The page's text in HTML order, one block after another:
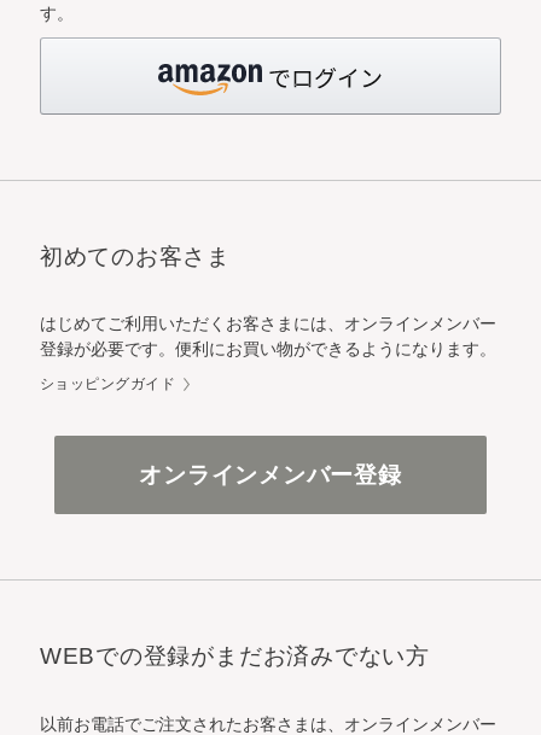
す。
初めてのお客さま
はじめてご利用いただくお客さまには、オンラインメンバー
登録が必要です。便利にお買い物ができるようになります。
ショッピングガイド
オンラインメンバー登録
WEBでの登録がまだお済みでない方
以前お電話でご注文されたお客さまは、オンラインメンバー